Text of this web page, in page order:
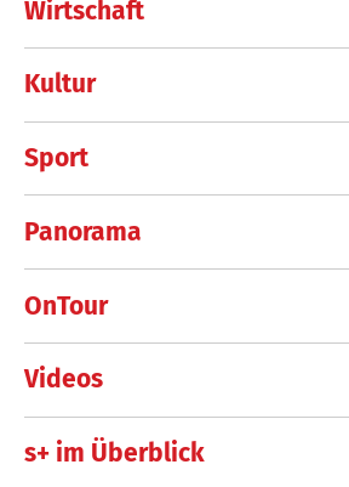
Wirtschaft
Kultur
Sport
Panorama
OnTour
Videos
s+ im Überblick